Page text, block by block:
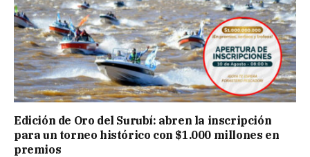
Edición de Oro del Surubí: abren la inscripción
para un torneo histórico con $1.000 millones en
premios